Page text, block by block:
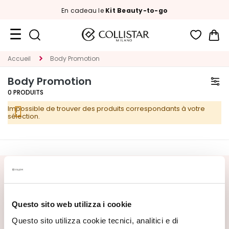
Questo sito web utilizza i cookie
Questo sito utilizza cookie tecnici, analitici e di
En cadeau le Kit Beauty-to-go
Format
Nouveautés
VISAGE
G
R
Accueil Body Promotion
Body Promotion
0 PRODUITS
Impossible de trouver des produits correspondants à votre
sélection.
attendent ! Recevez aussi votre offre de bienvenue :
de réduction
sur votre première commande.